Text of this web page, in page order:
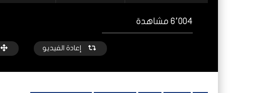
6٬004 مشاهدة
إعادة الفيديو